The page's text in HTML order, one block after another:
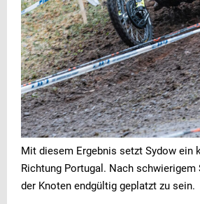
Mit diesem Ergebnis setzt Sydow ein
Richtung Portugal. Nach
der Knoten endgültig geplatzt zu sein.